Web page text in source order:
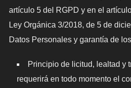
artículo 5 del RGPD y en el
Ley Orgánica 3/2018, de 5 de
Datos Personales y garantía de
Principio de licitud, lealtad y
requerirá en todo momento el